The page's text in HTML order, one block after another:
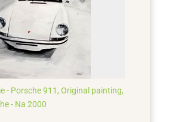
- Porsche 911, Original painting,
- Na 2000